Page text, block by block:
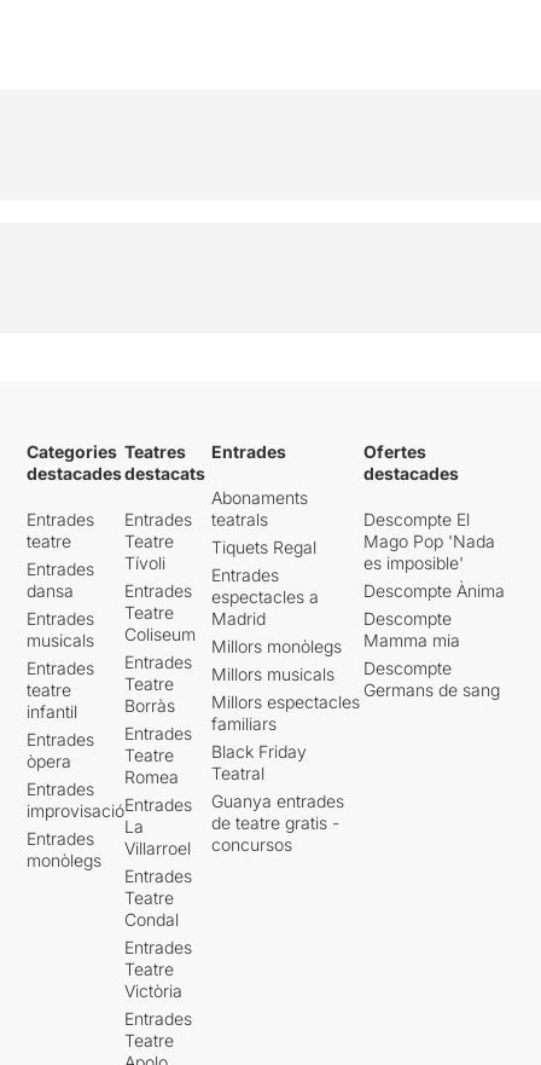
Categories
destacades
Entrades
teatre
Entrades
dansa
Entrades
musicals
Entrades
teatre
infantil
Entrades
òpera
Entrades
improvisació
Entrades
monòlegs
Teatres
destacats
Entrades
Teatre
Tívoli
Entrades
Teatre
Coliseum
Entrades
Teatre
Borràs
Entrades
Teatre
Romea
Entrades
La
Villarroel
Entrades
Teatre
Condal
Entrades
Teatre
Victòria
Entrades
Teatre
Entrades
Abonaments
teatrals
Tiquets Regal
Entrades
espectacles a
Madrid
Millors monòlegs
Millors musicals
Millors espectacles
familiars
Black Friday
Teatral
Guanya entrades
de teatre gratis -
concursos
Ofertes
destacades
Descompte El
Mago Pop 'Nada
es imposible'
Descompte Ànima
Descompte
Mamma mia
Descompte
Germans de sang